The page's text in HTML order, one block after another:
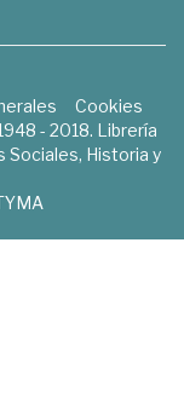
Cookies
- 2018. Librería
Sociales, Historia y